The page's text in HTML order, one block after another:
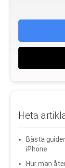
Heta
Bästa
iPhone
Hur man